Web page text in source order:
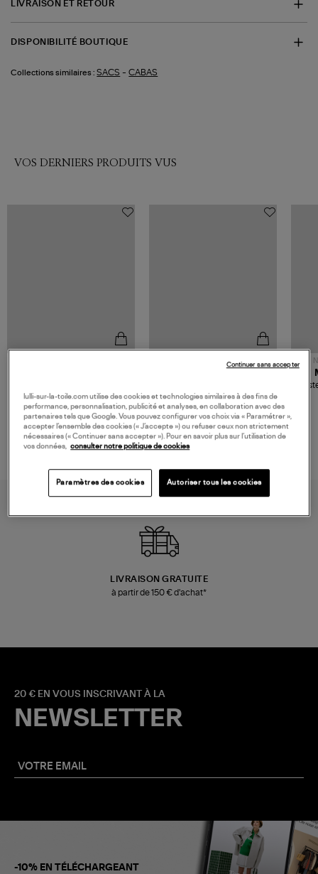
LIVRAISON ET RETOUR
DISPONIBILITÉ BOUTIQUE
Collections similaires : SACS -CABAS
VOS DERNIERS PRODUITS VUS
480,00 €
Champagne
NOUVELLE COLLECTION
189,00 €
Mousse
LIVRAISON GRATUITE
à partir de 150 € d'achat*
20 € EN VOUS INSCRIVANT À LA
NEWSLETTER
-10% EN TÉLÉCHARGEANT
lulli-sur-la-toile.com utilise des cookies et technologies similaires à des fins de
performance, personnalisation, publicité et analyses, en collaboration avec des
partenaires tels que Google. Vous pouvez configurer vos choix via « Paramétrer »,
accepter l’ensemble des cookies (« J’accepte ») ou refuser ceux non strictement
nécessaires (« Continuer sans accepter »). Pour en savoir plus sur l’utilisation de
vos données, consulter notre politique de cookies
Paramètres des cookies Autoriser tous les cookies
Continuer sans accepter